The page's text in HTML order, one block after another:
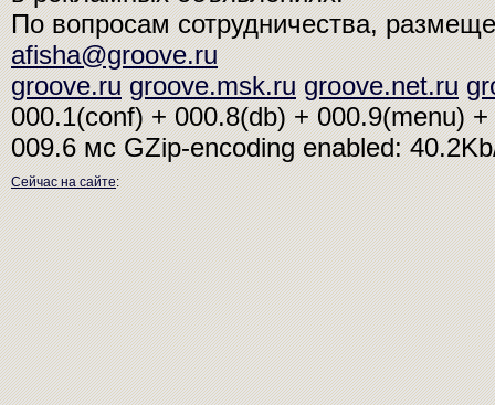
По вопросам сотрудничества,
afisha@groove.ru
groove.ru groove.msk.ru groove.net.ru
000.1(conf) + 000.8(db) + 000.9(menu)
009.6 мсGZip-encoding enabled:
Сейчас на сайте: